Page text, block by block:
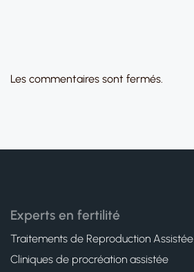
Les commentaires sont fermés.
Experts en fertilité
Traitements de Reproduction Assistée
Cliniques de procréation assistée